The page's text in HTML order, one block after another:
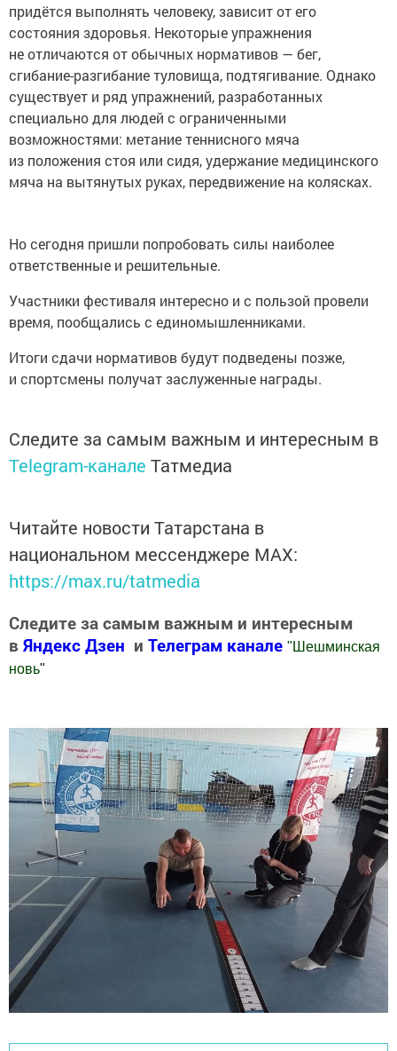
придётся выполнять человеку, зависит от его
состояния здоровья. Некоторые упражнения
не отличаются от обычных нормативов — бег,
сгибание-разгибание туловища, подтягивание. Однако
существует и ряд упражнений, разработанных
специально для людей с ограниченными
возможностями: метание теннисного мяча
из положения стоя или сидя, удержание медицинского
мяча на вытянутых руках, передвижение на колясках.
Но сегодня пришли попробовать силы наиболее
ответственные и решительные.
Участники фестиваля интересно и с пользой провели
время, пообщались с единомышленниками.
Итоги сдачи нормативов будут подведены позже,
и спортсмены получат заслуженные награды.
Следите за самым важным и интересным в
Telegram-канале Татмедиа
Читайте новости Татарстана в
национальном мессенджере MАХ:
https://max.ru/tatmedia
Следите за самым важным и интересным
в Яндекс Дзен и Телеграм канале " Шешминская
новь"